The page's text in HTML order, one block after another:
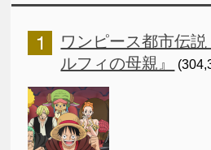
ワンピース都市伝
ルフィの母親』